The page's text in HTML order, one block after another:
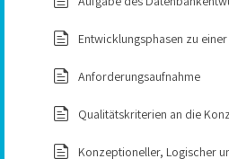
Entwicklungsphasen zu
Anforderungsaufnahme
Qualitätskriterien an die